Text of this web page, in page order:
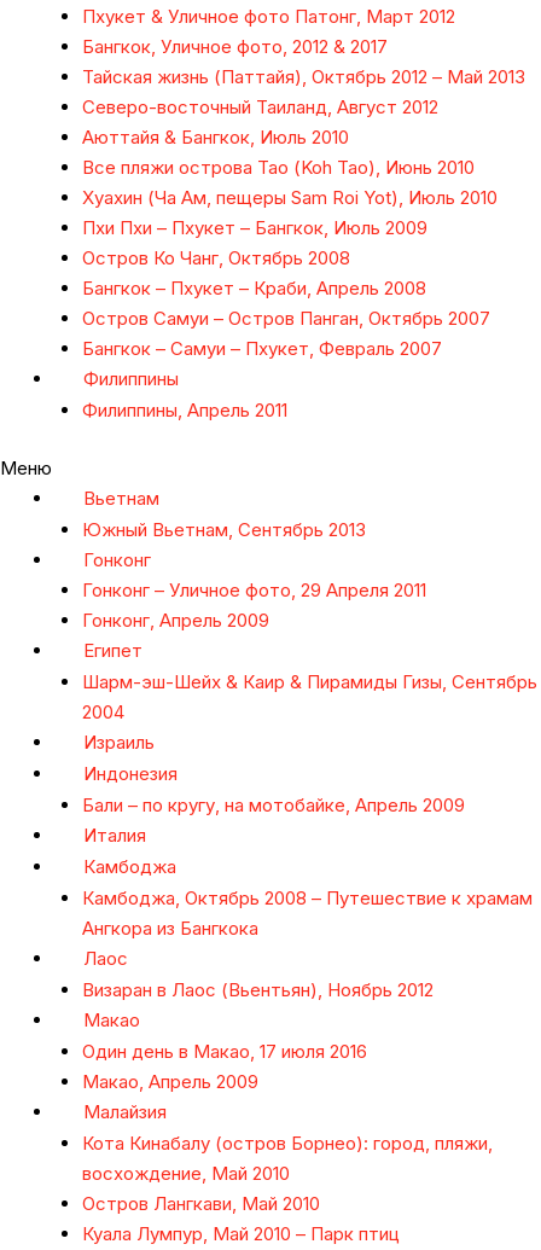
Пхукет & Уличное фото Патонг, Март 2012
Бангкок, Уличное фото, 2012 & 2017
Тайская жизнь (Паттайя), Октябрь 2012 – Май 2013
Северо-восточный Таиланд, Август 2012
Аюттайя & Бангкок, Июль 2010
Все пляжи острова Тао (Koh Tao), Июнь 2010
Хуахин (Ча Ам, пещеры Sam Roi Yot), Июль 2010
Пхи Пхи – Пхукет – Бангкок, Июль 2009
Остров Ко Чанг, Октябрь 2008
Бангкок – Пхукет – Краби, Апрель 2008
Остров Самуи – Остров Панган, Октябрь 2007
Бангкок – Самуи – Пхукет, Февраль 2007
Филиппины
Филиппины, Апрель 2011
Меню
Вьетнам
Южный Вьетнам, Сентябрь 2013
Гонконг
Гонконг – Уличное фото, 29 Апреля 2011
Гонконг, Апрель 2009
Египет
Шарм-эш-Шейх & Каир & Пирамиды Гизы, Сентябрь
2004
Израиль
Индонезия
Бали – по кругу, на мотобайке, Апрель 2009
Италия
Камбоджа
Камбоджа, Октябрь 2008 – Путешествие к храмам
Ангкора из Бангкока
Лаос
Визаран в Лаос (Вьентьян), Ноябрь 2012
Макао
Один день в Макао, 17 июля 2016
Макао, Апрель 2009
Малайзия
Кота Кинабалу (остров Борнео): город, пляжи,
восхождение, Май 2010
Остров Лангкави, Май 2010
Куала Лумпур, Май 2010 – Парк птиц